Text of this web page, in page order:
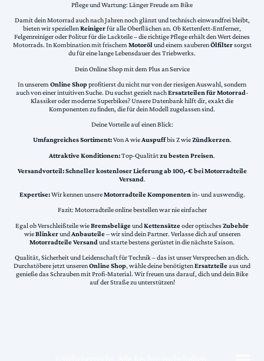
Pflege und Wartung: Länger Freude am Bike
Damit dein Motorrad auch nach Jahren noch glänzt und technisch einwandfrei bleibt,
bieten wir speziellenReinigerfür alle Oberflächen an. Ob Kettenfett-Entferner,
Felgenreiniger oder Politur für die Lackteile – die richtige Pflege erhält den Wert deines
Motorrads. In Kombination mit frischemMotorölund einem sauberenÖlfiltersorgst
du für eine lange Lebensdauer des Triebwerks.
Dein Online Shop mit dem Plus an Service
In unserem Online Shopprofitierst du nicht nur von der riesigen Auswahl, sondern
auch von einer intuitiven Suche. Du suchst gezielt nachErsatzteilen für Motorrad-
Klassiker oder moderne Superbikes? Unsere Datenbank hilft dir, exakt die
Komponenten zu finden, die für dein Modell zugelassen sind.
Deine Vorteile auf einen Blick:
Umfangreiches Sortiment:Von A wieAuspuffbis Z wieZündkerzen.
Attraktive Konditionen:Top-Qualitätzu besten Preisen.
Versandvorteil:Schneller kostenloser Lieferung ab 100,-€ bei Motorradteile
Versand.
Expertise:Wir kennen unsereMotorradteile Komponentenin- und auswendig.
Fazit: Motorradteile online bestellen war nie einfacher
Egal ob Verschleißteile wieBremsbelägeundKettensätzeoder optischesZubehör
wieBlinkerundAnbauteile– wir sind dein Partner. Verlasse dich auf unseren
Motorradteile Versand und starte bestens gerüstet in die nächste Saison.
Qualität, Sicherheit und Leidenschaft für Technik – das ist unser Versprechen an dich.
Durchstöbere jetzt unserenOnline Shop, wähle deine benötigtenErsatzteileaus und
genieße das Schrauben mit Profi-Material. Wir freuen uns darauf, dich und dein Bike
auf der Straße zu unterstützen!